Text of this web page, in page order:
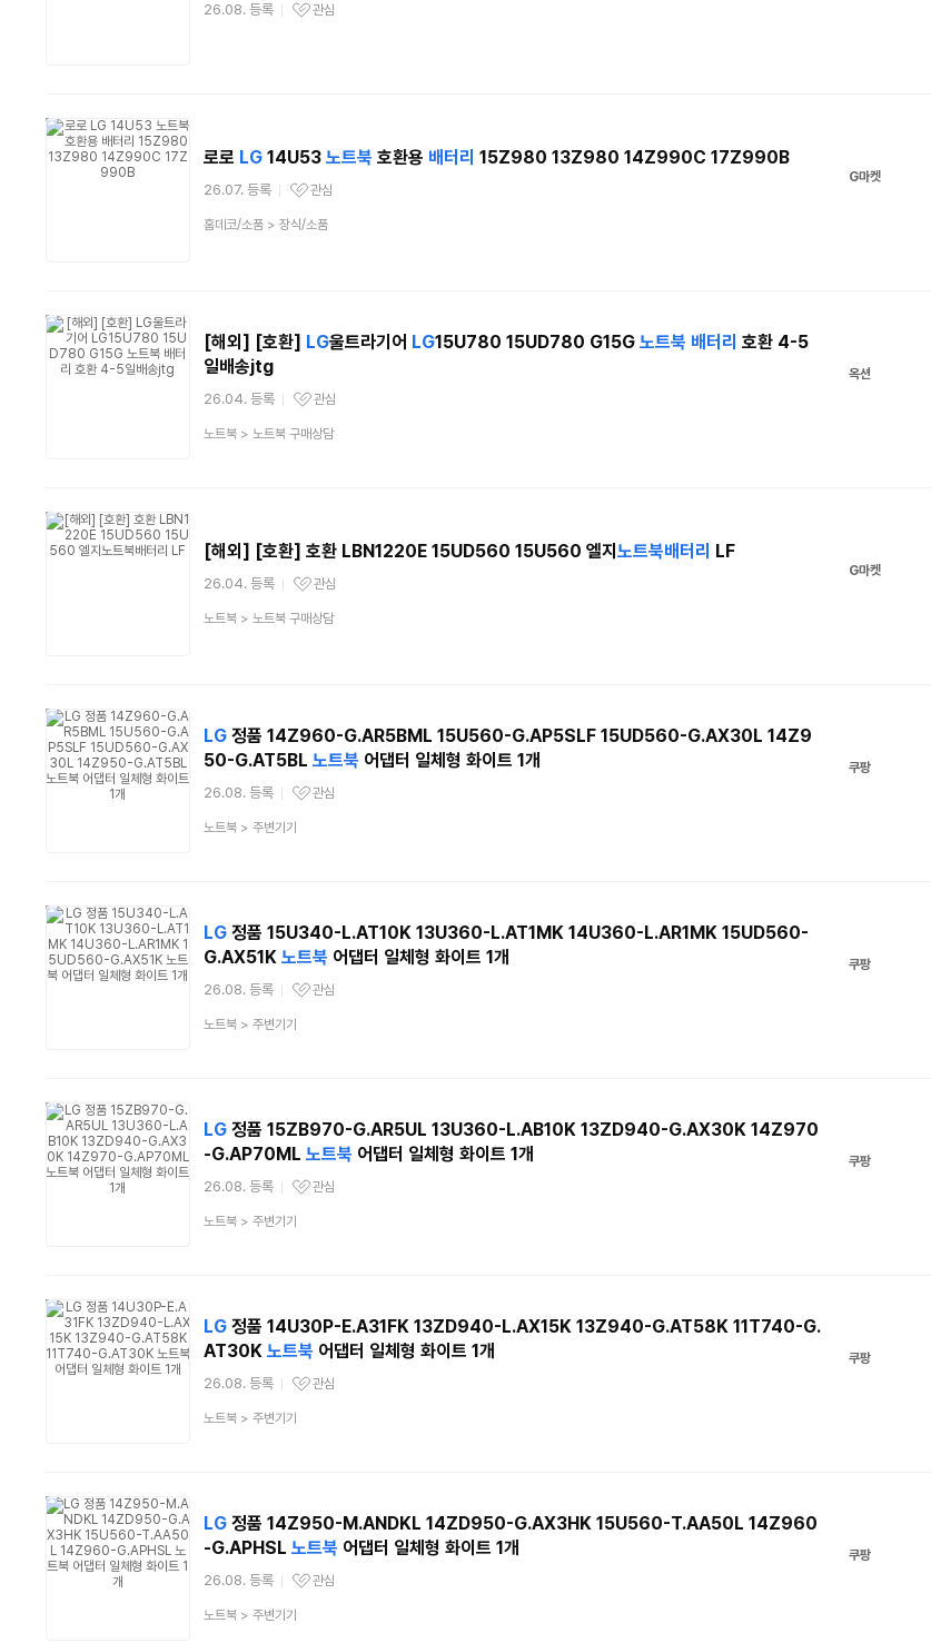
26.08. 등록
관심상품
관심
로로 LG14U53 노트북 호환용 배터리 15Z980 13Z980 14Z990C 17Z990B
26.07. 등록
관심상품
관심
상
홈데코/소품> 장식/소품
G마켓
[해외] [호환] LG울트라기어 LG15U780 15UD780 G15G 노트북 배터리 호환 4-5
일배송jtg
26.04. 등록
관심상품
관심
상
노트북> 노트북 구매상담
옥션
[해외] [호환] 호환 LBN1220E 15UD560 15U560 엘지 노트북배터리 LF
26.04. 등록
관심상품
관심
상
노트북> 노트북 구매상담
G마켓
LG정품 14Z960-G.AR5BML 15U560-G.AP5SLF 15UD560-G.AX30L 14Z9
50-G.AT5BL 노트북 어댑터 일체형 화이트 1개
26.08. 등록
관심상품
관심
상
노트북> 주변기기
쿠팡
LG정품 15U340-L.AT10K 13U360-L.AT1MK 14U360-L.AR1MK 15UD560-
G.AX51K 노트북 어댑터 일체형 화이트 1개
26.08. 등록
관심상품
관심
상
노트북> 주변기기
쿠팡
LG정품 15ZB970-G.AR5UL 13U360-L.AB10K 13ZD940-G.AX30K 14Z970
-G.AP70ML 노트북 어댑터 일체형 화이트 1개
26.08. 등록
관심상품
관심
상
노트북> 주변기기
쿠팡
LG정품 14U30P-E.A31FK 13ZD940-L.AX15K 13Z940-G.AT58K 11T740-G.
AT30K 노트북 어댑터 일체형 화이트 1개
26.08. 등록
관심상품
관심
상
노트북> 주변기기
쿠팡
LG정품 14Z950-M.ANDKL 14ZD950-G.AX3HK 15U560-T.AA50L 14Z960
-G.APHSL 노트북 어댑터 일체형 화이트 1개
26.08. 등록
관심상품
관심
상
노트북> 주변기기
쿠팡